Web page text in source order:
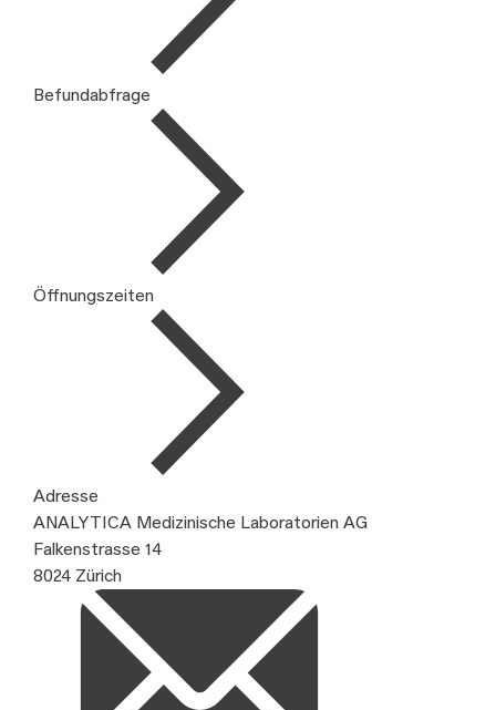
Befundabfrage
Öffnungszeiten
Adresse
ANALYTICA Medizinische Laboratorien AG
Falkenstrasse 14
8024 Zürich